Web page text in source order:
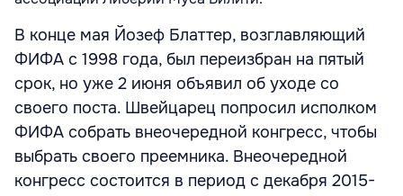
В конце мая Йозеф Блаттер, возглавляющий
ФИФА с 1998 года, был переизбран на пятый
срок, но уже 2 июня объявил об уходе со
своего поста. Швейцарец попросил исполком
ФИФА собрать внеочередной конгресс, чтобы
выбрать своего преемника. Внеочередной
конгресс состоится в период с декабря 2015-